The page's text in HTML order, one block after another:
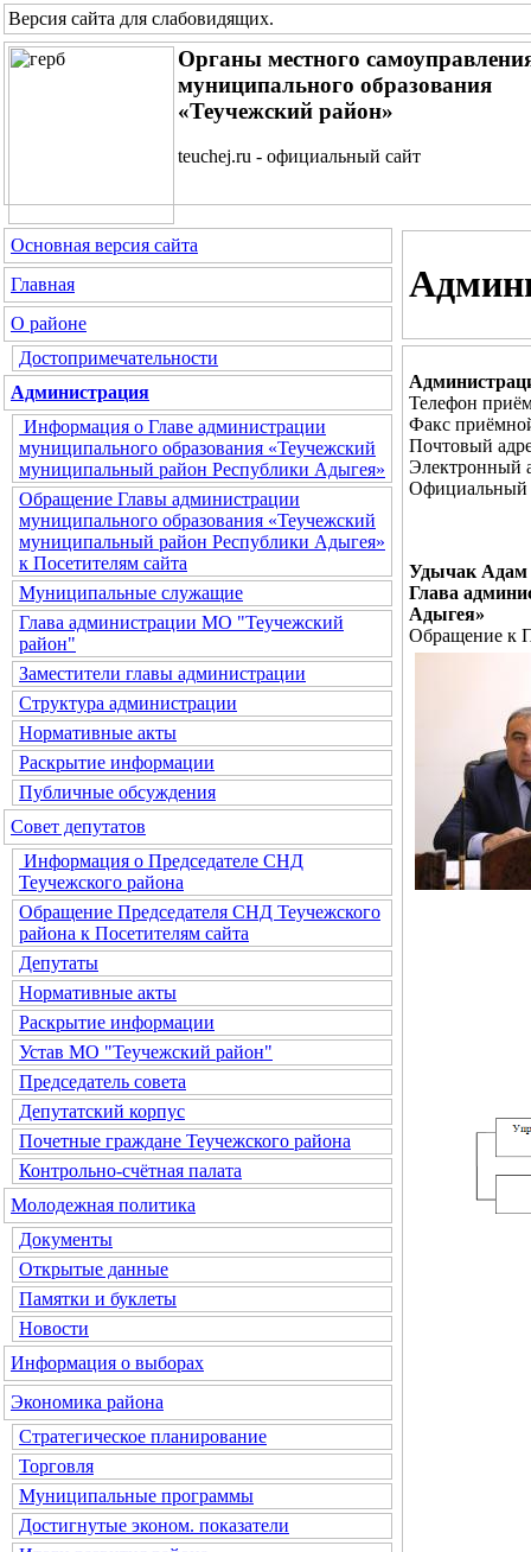
Версия сайта для слабовидящих.
Органы местного
муниципального образования
«Теучежский район»
teuchej.ru - официальный сайт
Основная версия сайта
Главная
О районе
Достопримечательности
Администрация
Информация о Главе администрации
муниципального образования «Теучежский
муниципальный район Республики Адыгея»
Обращение Главы администрации
муниципального образования «Теучежский
муниципальный район Республики Адыгея»
к Посетителям сайта
Муниципальные служащие
Глава администрации МО "Теучежский
район"
Заместители главы администрации
Структура администрации
Нормативные акты
Раскрытие информации
Публичные обсуждения
Совет депутатов
Информация о Председателе СНД
Теучежского района
Обращение Председателя СНД Теучежского
района к Посетителям сайта
Депутаты
Нормативные акты
Раскрытие информации
Устав МО "Теучежский район"
Председатель совета
Депутатский корпус
Почетные граждане Теучежского района
Контрольно-счётная палата
Молодежная политика
Документы
Открытые данные
Памятки и буклеты
Новости
Информация о выборах
Экономика района
Стратегическое планирование
Торговля
Муниципальные программы
Достигнутые эконом. показатели
Телефон
Факс
Почтовый
Электронный
Официальный
Удычак Адам
Глава
Адыгея»
Обращение к